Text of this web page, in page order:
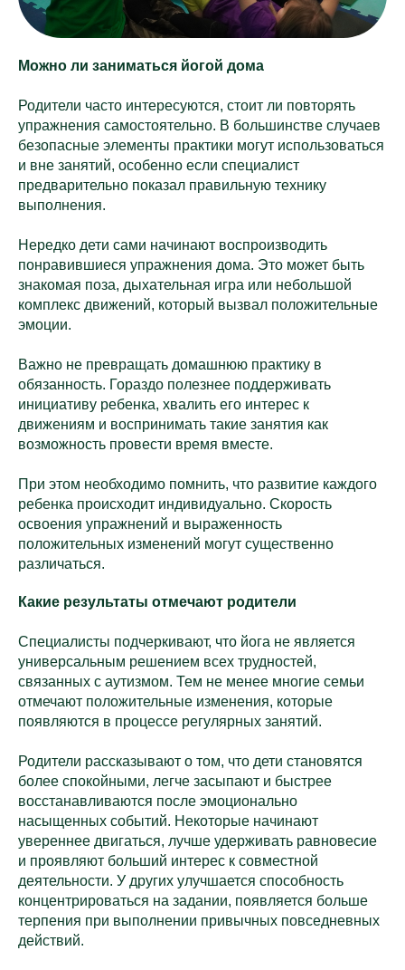
Можно ли заниматься йогой дома
Родители часто интересуются, стоит ли повторять
упражнения самостоятельно. В большинстве случаев
безопасные элементы практики могут использоваться
и вне занятий, особенно если специалист
предварительно показал правильную технику
выполнения.
Нередко дети сами начинают воспроизводить
понравившиеся упражнения дома. Это может быть
знакомая поза, дыхательная игра или небольшой
комплекс движений, который вызвал положительные
эмоции.
Важно не превращать домашнюю практику в
обязанность. Гораздо полезнее поддерживать
инициативу ребенка, хвалить его интерес к
движениям и воспринимать такие занятия как
возможность провести время вместе.
При этом необходимо помнить, что развитие каждого
ребенка происходит индивидуально. Скорость
освоения упражнений и выраженность
положительных изменений могут существенно
различаться.
Какие результаты отмечают родители
Специалисты подчеркивают, что йога не является
универсальным решением всех трудностей,
связанных с аутизмом. Тем не менее многие семьи
отмечают положительные изменения, которые
появляются в процессе регулярных занятий.
Родители рассказывают о том, что дети становятся
более спокойными, легче засыпают и быстрее
восстанавливаются после эмоционально
насыщенных событий. Некоторые начинают
увереннее двигаться, лучше удерживать равновесие
и проявляют больший интерес к совместной
деятельности. У других улучшается способность
концентрироваться на задании, появляется больше
терпения при выполнении привычных повседневных
действий.